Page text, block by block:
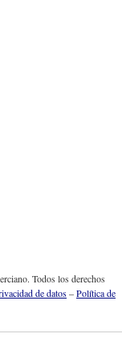
Todos los derechos
de datos–Política de